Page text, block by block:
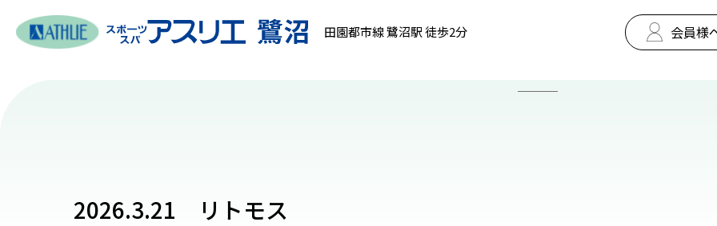
田園都市線 鷺沼駅 徒歩2分 会員様
2026.3.21 リトモス